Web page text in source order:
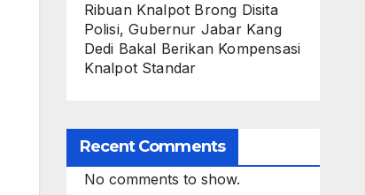
Ribuan Knalpot Brong Disita
Polisi, Gubernur Jabar Kang
Dedi Bakal Berikan Kompensasi
Knalpot Standar
Recent Comments
No comments to show.